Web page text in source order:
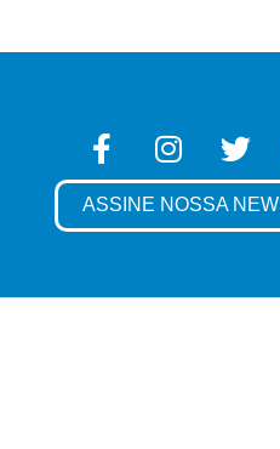
ASSINE NOSSA